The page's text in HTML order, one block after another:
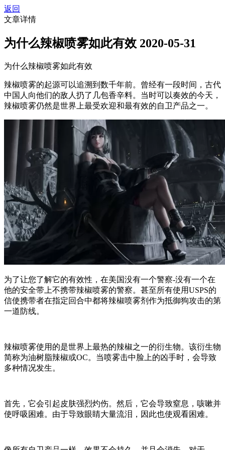
返回
文章详情
为什么辣椒喷雾如此有效 2020-05-31
为什么辣椒喷雾如此有效
辣椒喷雾的起源可以追溯到数千年前。曾经有一段时间，古代
中国人向他们的敌人扔了几包香辛料。当时可以奏效的今天，
辣椒喷雾仍然是世界上最受欢迎和最有效的自卫产品之一。
为了让您了解它的有效性，在美国没有一个警察-没有一个在
他的安全带上不携带辣椒喷雾的警察。甚至所有使用USPS的
信使携带者在指定回合中都将辣椒喷雾剂作为抵御狗攻击的第
一道防线。
辣椒喷雾使用的是世界上最热的辣椒之一的衍生物。该衍生物
简称为油树脂辣椒或OC。当喷雾击中脸上的凶手时，会导致
多种情况发生。
首先，它会引起皮肤强烈灼伤。然后，它会导致窒息，咳嗽并
使呼吸困难。由于导致眼睛大量流泪，因此也使观看困难。